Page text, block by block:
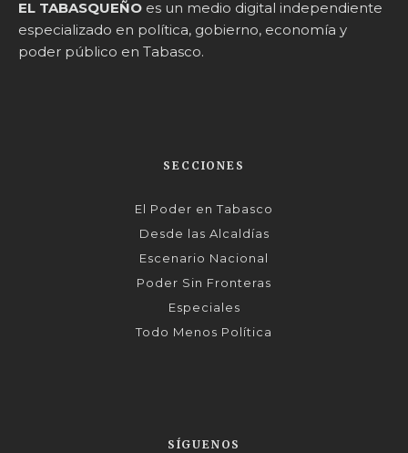
EL TABASQUEÑO es un medio digital independiente
especializado en política, gobierno, economía y
poder público en Tabasco.
SECCIONES
El Poder en Tabasco
Desde las Alcaldías
Escenario Nacional
Poder Sin Fronteras
Especiales
Todo Menos Política
SÍGUENOS